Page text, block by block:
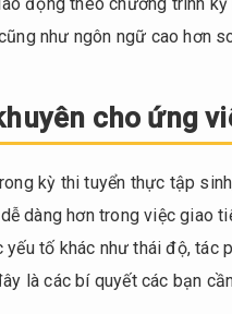
như ngôn ngữ cao hơn
cho ứng
kỳ thi tuyển thực tập
dàng hơn trong việc giao
yếu tố khác như thái độ, tác
là các bí quyết các bạn